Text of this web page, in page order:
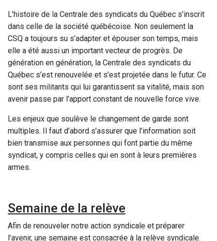
L’histoire de la Centrale des syndicats du Québec s’inscrit
dans celle de la société québécoise. Non seulement la
CSQ a toujours su s’adapter et épouser son temps, mais
elle a été aussi un important vecteur de progrès. De
génération en génération, la Centrale des syndicats du
Québec s’est renouvelée et s’est projetée dans le futur. Ce
sont ses militants qui lui garantissent sa vitalité, mais son
avenir passe par l’apport constant de nouvelle force vive.
Les enjeux que soulève le changement de garde sont
multiples. Il faut d’abord s’assurer que l’information soit
bien transmise aux personnes qui font partie du même
syndicat, y compris celles qui en sont à leurs premières
armes.
Semaine de la relève
Afin de renouveler notre action syndicale et préparer
l’avenir, une semaine est consacrée à la relève syndicale.